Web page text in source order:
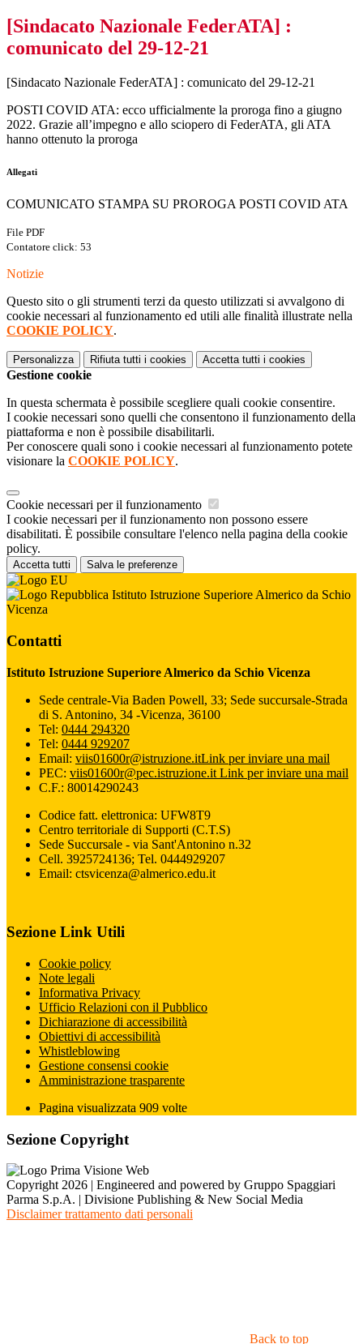
[Sindacato Nazionale FederATA] :
comunicato del 29-12-21
[Sindacato Nazionale FederATA] : comunicato del 29-12-21
POSTI COVID ATA: ecco ufficialmente la proroga fino a giugno
2022. Grazie all’impegno e allo sciopero di FederATA, gli ATA
hanno ottenuto la proroga
Allegati
COMUNICATO STAMPA SU PROROGA POSTI COVID ATA
File PDF
Contatore click: 53
Notizie
Questo sito o gli strumenti terzi da questo utilizzati si avvalgono di
cookie necessari al funzionamento ed utili alle finalità illustrate nella
COOKIE POLICY.
Personalizza Rifiuta tutti i cookies Accetta tutti i cookies
Gestione cookie
In questa schermata è possibile scegliere quali cookie consentire.
I cookie necessari sono quelli che consentono il funzionamento della
piattaforma e non è possibile disabilitarli.
Per conoscere quali sono i cookie necessari al funzionamento potete
visionare la COOKIE POLICY.
Cookie necessari per il funzionamento
I cookie necessari per il funzionamento non possono essere
disabilitati. È possibile consultare l'elenco nella pagina della cookie
policy.
Accetta tutti Salva le preferenze
Istituto Istruzione Superiore Almerico da Schio
Vicenza
Contatti
Istituto Istruzione Superiore Almerico da Schio Vicenza
Sede centrale-Via Baden Powell, 33; Sede succursale-Strada
di S. Antonino, 34 -Vicenza, 36100
Tel: 0444 294320
Tel: 0444 929207
Email: viis01600r@istruzione.itLink per inviare una mail
PEC: viis01600r@pec.istruzione.it Link per inviare una mail
C.F.: 80014290243
Codice fatt. elettronica: UFW8T9
Centro territoriale di Supporti (C.T.S)
Sede Succursale - via Sant'Antonino n.32
Cell. 3925724136; Tel. 0444929207
Email: ctsvicenza@almerico.edu.it
Sezione Link Utili
Cookie policy
Note legali
Informativa Privacy
Ufficio Relazioni con il Pubblico
Dichiarazione di accessibilità
Obiettivi di accessibilità
Whistleblowing
Gestione consensi cookie
Amministrazione trasparente
Pagina visualizzata 909 volte
Sezione Copyright
Copyright 2026 | Engineered and powered by Gruppo Spaggiari
Parma S.p.A. | Divisione Publishing & New Social Media
Disclaimer trattamento dati personali
Back to top